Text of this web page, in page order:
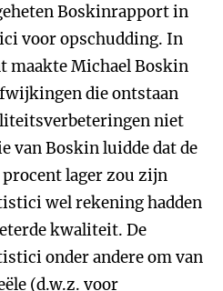
Boskinrapport in
voor opschudding. In
maakte Michael Boskin
die ontstaan
niet
van Boskin luidde dat de
lager zou zijn
wel rekening hadden
kwaliteit. De
onder andere om van
(d.w.z. voor